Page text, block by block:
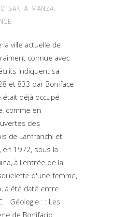
SANTA-MANZA,
la ville actuelle de
connue avec
indiquent sa
et 833 par Boniface
était déjà occupé
comme en
des
de Lanfranchi et
en 1972, sous la
à l'entrée de la
d'une femme,
a été daté entre
Géologie : : Les
de Bonifacio